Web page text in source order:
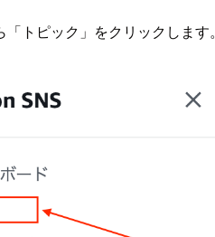
トピック」をクリックします。